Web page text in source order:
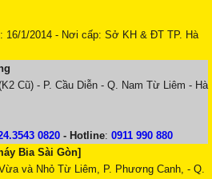
16/1/2014 - Nơi cấp: Sở KH & ĐT TP. Hà
Cũ) - P. Cầu Diễn - Q. Nam Từ Liêm - Hà
0820 - Hotline: 0911 990 880
Bia Sài Gòn]
và Nhỏ Từ Liêm, P. Phương Canh, - Q.